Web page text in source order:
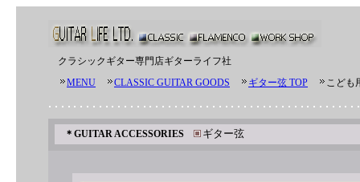
クラシックギター専門店ギターライフ社
MENU
CLASSIC GUITAR GOODS ギター弦 TOP こども
＊ GUITAR ACCESSORIES ギター弦